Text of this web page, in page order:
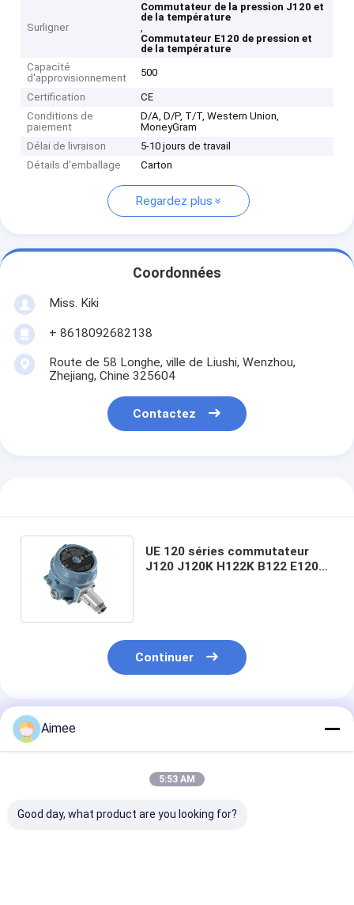
Surligner
Commutateur de la pression J120 et
de la température
,
Commutateur E120 de pression et
de la température
Capacité
d'approvisionnement
500
Certification
CE
Conditions de
paiement
D/A, D/P, T/T, Western Union,
MoneyGram
Délai de livraison
5-10 jours de travail
Détails d'emballage
Carton
Regardez plus
Coordonnées
Miss. Kiki
+ 8618092682138
Route de 58 Longhe, ville de Liushi, Wenzhou,
Zhejiang, Chine 325604
Contactez
UE 120 séries commutateur
J120 J120K H122K B122 E120
Continuer
Produits Recommandés
Aimee
5:53 AM
Good day, what product are you looking for?